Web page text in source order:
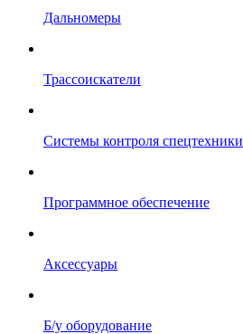
Дальномеры
Трассоискатели
Системы контроля спецтехники
Программное обеспечение
Аксессуары
Б/у оборудование